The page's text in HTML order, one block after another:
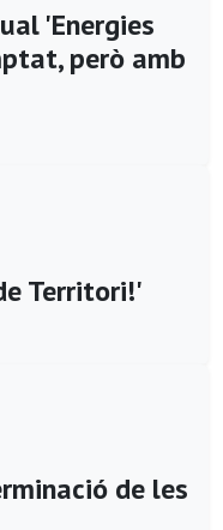
'Energies
però amb
Territori!'
de les